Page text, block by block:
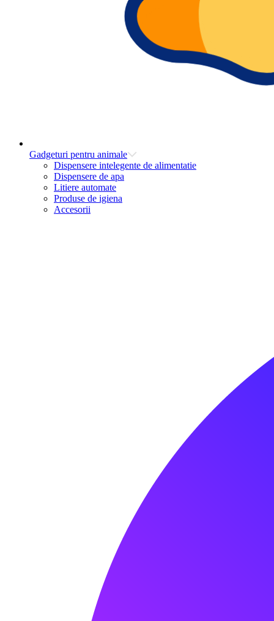
Gadgeturi pentru animale
Dispensere intelegente de alimentatie
Dispensere de apa
Litiere automate
Produse de igiena
Accesorii